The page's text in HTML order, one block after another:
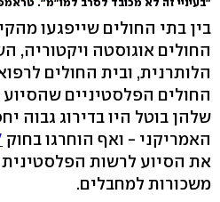
בין בתי החולים שייפגעו
החולים אוגוסטה ויקטוריה,
הלותרנית, ובית החולים
החולים הפלסטיניים שהסיוע
שלהן בוטל היו בדירוג גבוה
האמריקני - ואף הוחרגו בחוק
את הסיוע לרשות
משכורות למחבלים.